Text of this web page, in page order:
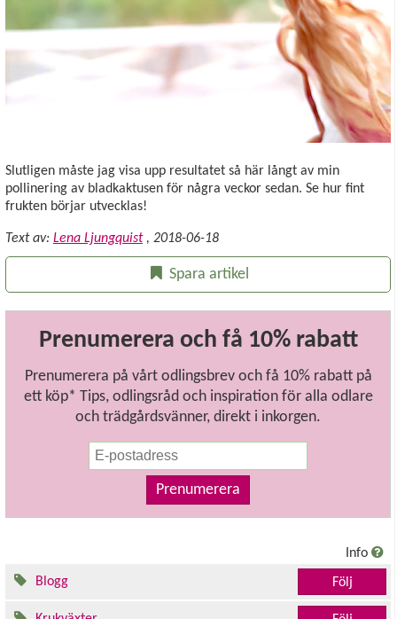
Slutligen måste jag visa upp resultatet så här långt av min
pollinering av bladkaktusen för några veckor sedan. Se hur fint
frukten börjar utvecklas!
Text av: Lena Ljungquist , 2018-06-18
Spara artikel
Prenumerera och få 10% rabatt
Prenumerera på vårt odlingsbrev och få 10% rabatt på
ett köp* Tips, odlingsråd och inspiration för alla odlare
och trädgårdsvänner, direkt i inkorgen.
Prenumerera
Info
Blogg
Följ